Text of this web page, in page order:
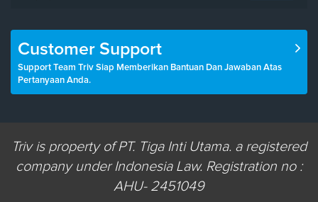
Customer Support
Support Team Triv Siap Memberikan Bantuan Dan Jawaban Atas
Pertanyaan Anda.
Triv is property of PT. Tiga Inti Utama. a registered
company under Indonesia Law. Registration no :
AHU- 2451049